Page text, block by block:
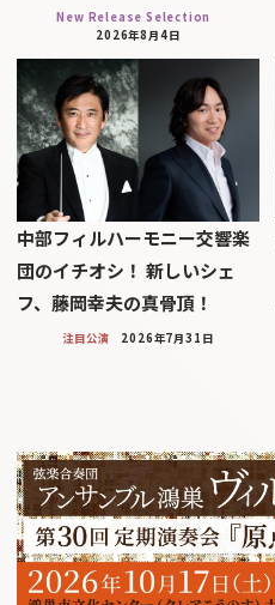
New Release Selection
2026年8月4日
中部フィルハーモニー交響楽
団のイチオシ！ 新しいシェ
フ、藤岡幸夫の真骨頂！
注目公演 2026年7月31日